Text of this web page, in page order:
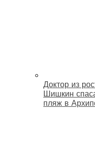
Доктор из
Шишкин
пляж в